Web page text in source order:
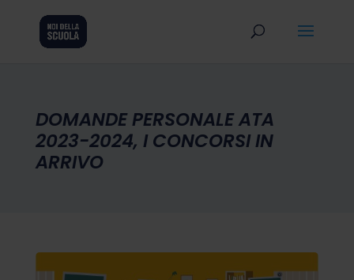
DOMANDE PERSONALE ATA
2023-2024, I CONCORSI IN
ARRIVO